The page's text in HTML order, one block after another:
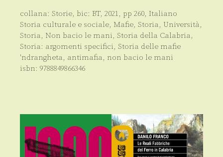
collana: Storie, bic: BT, 2021, pp 260, Italiano
Storia culturale e sociale, Mafie, Storia, Università,
Storia, Non bacio le mani, Storia della Calabria,
Storia: argomenti specifici, Storia delle mafie
'ndrangheta, antimafia, non bacio le mani
isbn: 9788849866346